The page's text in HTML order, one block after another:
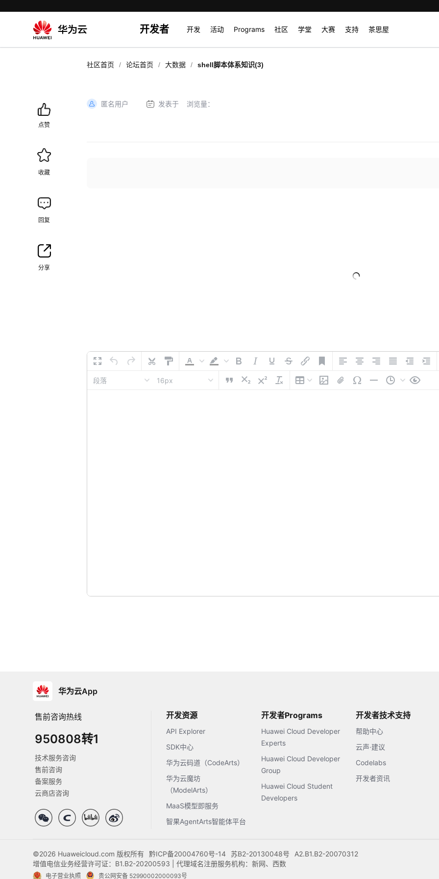
开发者 开发 活动 Programs 社区 学堂 大赛 支持 茶思屋
社区首页 / 论坛首页 / 大数据 / shell脚本体系知识(3)
点赞
收藏
回复
分享
匿名用户 发表于 浏览量：
段落 16px
华为云App
售前咨询热线
950808转1
技术服务咨询
售前咨询
备案服务
云商店咨询
开发资源
API Explorer
SDK中心
华为云码道（CodeArts）
华为云魔坊
（ModelArts）
MaaS模型即服务
智果AgentArts智能体平台
开发者Programs
Huawei Cloud Developer
Experts
Huawei Cloud Developer
Group
Huawei Cloud Student
Developers
开发者技术支持
帮助中心
云声·建议
Codelabs
开发者资讯
©2026 Huaweicloud.com 版权所有 黔ICP备20004760号-14 苏B2-20130048号
A2.B1.B2-20070312
增值电信业务经营许可证：B1.B2-20200593 | 代理域名注册服务机构：新网、西数
电子营业执照 贵公网安备 52990002000093号